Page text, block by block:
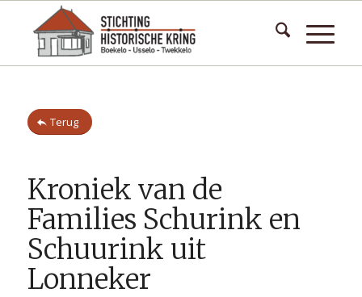
Terug
Kroniek van de
Families Schurink en
Schuurink uit
Lonneker